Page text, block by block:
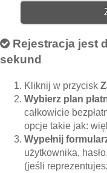
Rejestracja jest
sekund
Kliknij w przycisk
Wybierz plan
całkowicie
opcje takie jak:
Wypełnij
użytkownika,
(jeśli